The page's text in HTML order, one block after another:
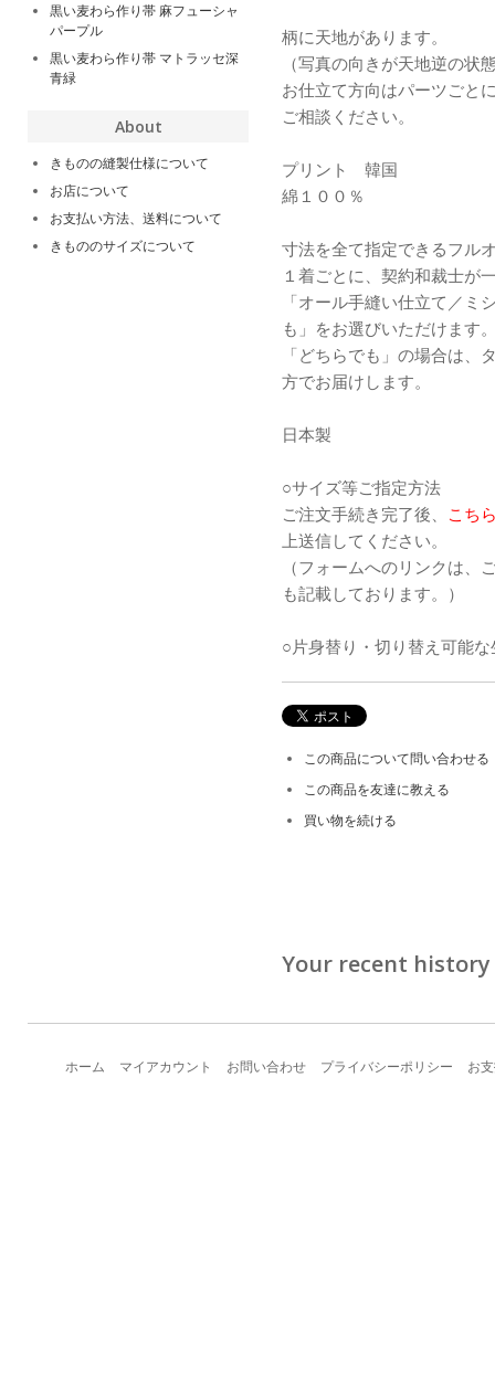
柄に天地があります。
（写真の向きが天地逆の状
お仕立て方向はパーツごと
ご相談ください。
プリント 韓国
綿１００％
寸法を全て指定できるフル
１着ごとに、契約和裁士が
「オール手縫い仕立て／ミ
も」をお選びいただけます
「どちらでも」の場合は、
方でお届けします。
日本製
○サイズ等ご指定方法
ご注文手続き完了後、 こち
上送信してください。
（フォームへのリンクは、
も記載しております。）
○片身替り・切り替え可能
この商品について問い合わせる
この商品を友達に教える
買い物を続ける
Your recent history
黒い麦わら作り帯 麻フューシャ
パープル
黒い麦わら作り帯 マトラッセ深
青緑
About
きものの縫製仕様について
お店について
お支払い方法、送料について
きもののサイズについて
ホーム マイアカウント お問い合わせ プライバシーポリシー お